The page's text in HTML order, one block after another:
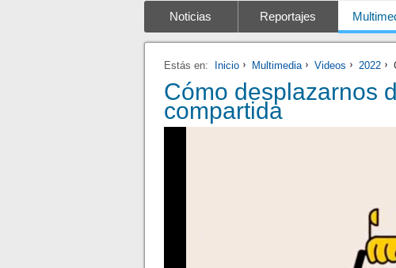
Noticias Reportajes
Estás en: Inicio Multimedia Videos 2022
Cómo desplazarnos
compartida